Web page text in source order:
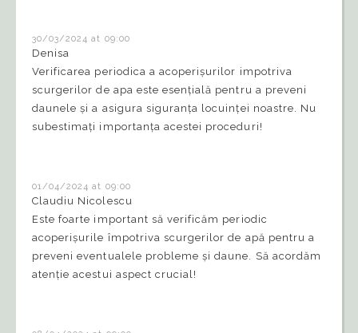
30/03/2024 at 09:00
Denisa
Verificarea periodica a acoperișurilor impotriva
scurgerilor de apa este esențială pentru a preveni
daunele și a asigura siguranța locuinței noastre. Nu
subestimați importanța acestei proceduri!
01/04/2024 at 09:00
Claudiu Nicolescu
Este foarte important să verificăm periodic
acoperișurile împotriva scurgerilor de apă pentru a
preveni eventualele probleme și daune. Să acordăm
atenție acestui aspect crucial!